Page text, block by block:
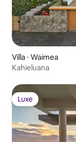
Villa ⋅ Waimea
Kahieluana
Luxe
Luxe